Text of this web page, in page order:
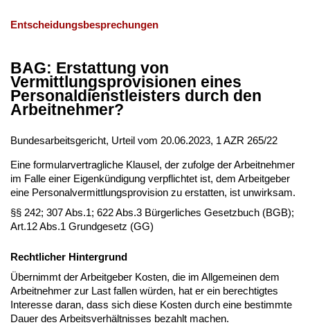
Entscheidungsbesprechungen
BAG: Erstattung von
Vermittlungsprovisionen eines
Personaldienstleisters durch den
Arbeitnehmer?
Bundesarbeitsgericht, Urteil vom 20.06.2023, 1 AZR 265/22
Eine formularvertragliche Klausel, der zufolge der Arbeitnehmer
im Falle einer Eigenkündigung verpflichtet ist, dem Arbeitgeber
eine Personalvermittlungsprovision zu erstatten, ist unwirksam.
§§ 242; 307 Abs.1; 622 Abs.3 Bürgerliches Gesetzbuch (BGB);
Art.12 Abs.1 Grundgesetz (GG)
Rechtlicher Hintergrund
Übernimmt der Arbeitgeber Kosten, die im Allgemeinen dem
Arbeitnehmer zur Last fallen würden, hat er ein berechtigtes
Interesse daran, dass sich diese Kosten durch eine bestimmte
Dauer des Arbeitsverhältnisses bezahlt machen.